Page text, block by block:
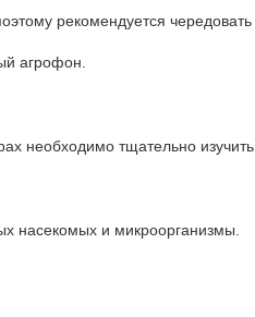
рекомендуется чередовать
агрофон.
необходимо тщательно изучить
насекомых и микроорганизмы.